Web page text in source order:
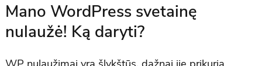
Mano WordPress svetainę
nulaužė! Ką daryti?